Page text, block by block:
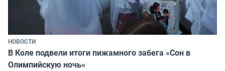
НОВОСТИ
В Коле подвели итоги пижамного забега «Сон в
Олимпийскую ночь»